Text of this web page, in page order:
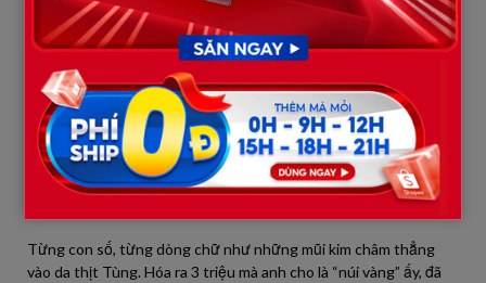
+ bia: 450k (Âm tiền). Ngày 28: Còn đúng 15k. Mua 2 bìa đậu
(5k), mớ rau muống già (5k), 5k mua quả trứng cho con. Chồng
ăn đậu + rau. Vợ nhịn.
Tùng sững sờ. Mắt anh dán chặt vào dòng chữ cuối cùng: “Vợ
nhịn”. Anh lật ngược lại những trang trước. Khắp nơi là những
ghi chú nhỏ: “Nay nhịn sáng để bù tiền rau”, “Giày chồng rách,
trích tiền ăn mua giày mới cho chồng”, “Thèm phở quá nhưng
Từng con số, từng dòng chữ như những mũi kim châm thẳng
vào da thịt Tùng. Hóa ra 3 triệu mà anh cho là “núi vàng” ấy, đã